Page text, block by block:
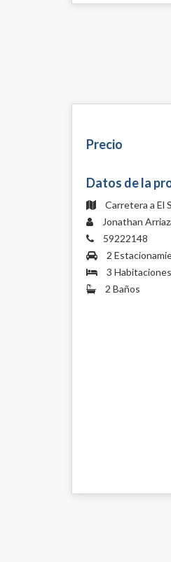
Precio
Datos de la
Carretera a El
Jonathan
59222148
2
3 Habitaciones
2 Baños